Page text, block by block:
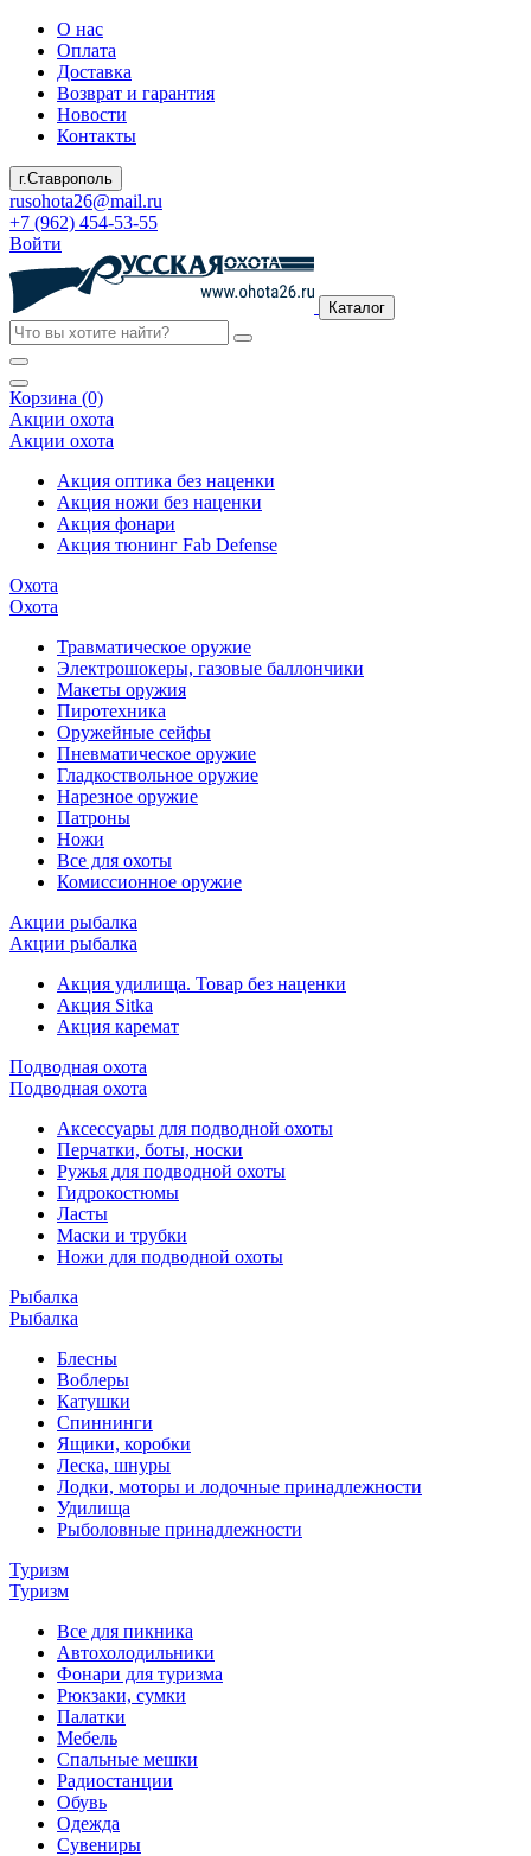
О нас
Оплата
Доставка
Возврат и гарантия
Новости
Контакты
г.Ставрополь
rusohota26@mail.ru
+7 (962) 454-53-55
Войти
Каталог
Корзина (0)
Акции охота
Акции охота
Акция оптика без наценки
Акция ножи без наценки
Акция фонари
Акция тюнинг Fab Defense
Охота
Охота
Травматическое оружие
Электрошокеры, газовые баллончики
Макеты оружия
Пиротехника
Оружейные сейфы
Пневматическое оружие
Гладкоствольное оружие
Нарезное оружие
Патроны
Ножи
Все для охоты
Комиссионное оружие
Акции рыбалка
Акции рыбалка
Акция удилища. Товар без наценки
Акция Sitka
Акция каремат
Подводная охота
Подводная охота
Аксессуары для подводной охоты
Перчатки, боты, носки
Ружья для подводной охоты
Гидрокостюмы
Ласты
Маски и трубки
Ножи для подводной охоты
Рыбалка
Рыбалка
Блесны
Воблеры
Катушки
Спиннинги
Ящики, коробки
Леска, шнуры
Лодки, моторы и лодочные принадлежности
Удилища
Рыболовные принадлежности
Туризм
Туризм
Все для пикника
Автохолодильники
Фонари для туризма
Рюкзаки, сумки
Палатки
Мебель
Спальные мешки
Радиостанции
Обувь
Одежда
Сувениры